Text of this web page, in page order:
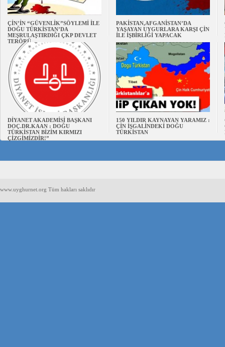
ÇİN’İN “GÜVENLİK”SÖYLEMİ İLE
DOĞU TÜRKİSTAN’DA
MEŞRULAŞTIRDIĞI ÇKP DEVLET
TERÖRÜ
PAKİSTAN,AFGANİSTAN’DA
YAŞAYAN UYGURLARA KARŞI ÇİN
İLE İŞBİRLİĞİ YAPACAK
DİYANET AKADEMİSİ BAŞKANI
DOÇ.DR.KAAN : DOĞU
TÜRKİSTAN BİZİM KIRMIZI
ÇİZGİMİZDİR!”
150 YILDIR KAYNAYAN YARAMIZ :
ÇİN İŞGALİNDEKİ DOĞU
TÜRKİSTAN
www.uyghurnet.org Tüm hakları saklıdır